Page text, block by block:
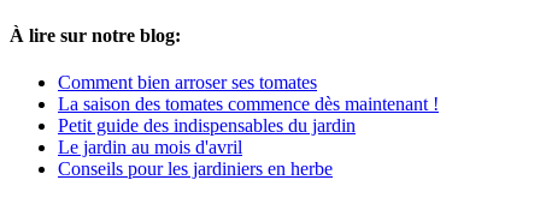
À lire sur notre blog:
Comment bien arroser ses tomates
La saison des tomates commence dès maintenant !
Petit guide des indispensables du jardin
Le jardin au mois d'avril
Conseils pour les jardiniers en herbe